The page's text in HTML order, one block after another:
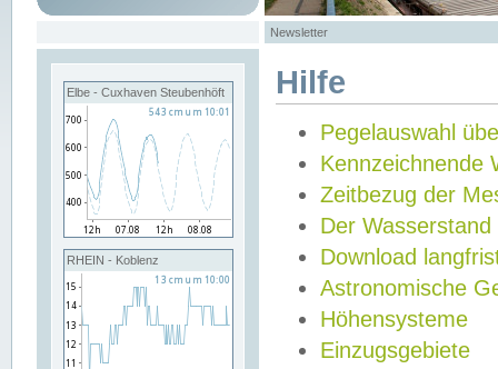
Newsletter
Elbe - Cuxhaven Steubenhöft
RHEIN - Koblenz
Hilfe
Pegelauswahl
Kennzeichnende
Zeitbezug der
Der Wasserstand
Download
Astronomische
Höhensysteme
Einzugsgebiete